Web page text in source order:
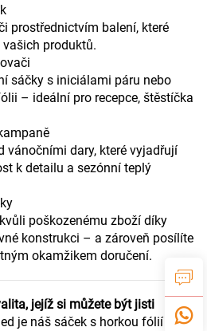
prostřednictvím balení, které
produktů.
sáčky s iniciálami páru nebo
– ideální pro recepce, štěstíčka
vánočními dary, které vyjadřují
k detailu a sezónní teplý
poškozenému zboží díky
konstrukci – a zároveň posílíte
okamžikem doručení.
jejíž si můžete být jisti
je náš sáček s horkou fólií